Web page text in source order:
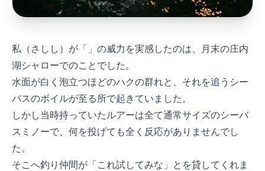
私（さしし）が「Sasuke SF75」の威力を実感したのは、3月末の庄内
湖シャローでのことでした。
水面が白く泡立つほどのハクの群れと、それを追うシー
バスのボイルが至る所で起きていました。
しかし当時持っていたルアーは全て通常サイズのシーバ
スミノーで、何を投げても全く反応がありませんでし
た。
そこへ釣り仲間が「これ試してみな」とSasuke SF75を貸してくれま